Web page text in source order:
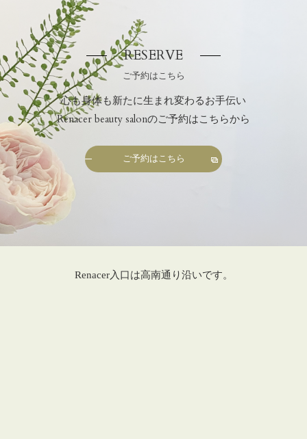
RESERVE
ご予約はこちら
心も身体も新たに生まれ変わるお手伝い
Renacer beauty salonのご予約はこちらから
ご予約はこちら
Renacer入口は高南通り沿いです。